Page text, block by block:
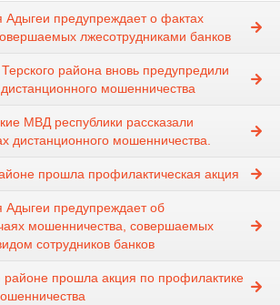
предупреждает о фактах
лжесотрудниками банков
района вновь предупредили
мошенничества
МВД республики рассказали
дистанционного мошенничества.
прошла профилактическая акция
предупреждает об
мошенничества, совершаемых
сотрудников банков
районе прошла акция по профилактике